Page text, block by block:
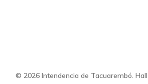
© 2026 Intendencia de Tacuarembó.